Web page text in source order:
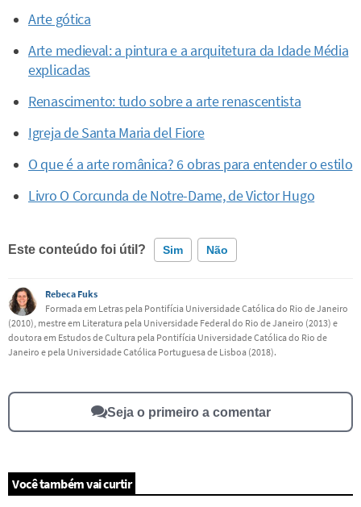
Arte gótica
Arte medieval: a pintura e a arquitetura da Idade Média
explicadas
Renascimento: tudo sobre a arte renascentista
Igreja de Santa Maria del Fiore
O que é a arte românica? 6 obras para entender o estilo
Livro O Corcunda de Notre-Dame, de Victor Hugo
Este conteúdo foi útil? Sim Não
Este conteúdo contém informação incorreta
Este conteúdo não tem a informação que procuro
Rebeca Fuks
Formada em Letras pela Pontifícia Universidade Católica do Rio de Janeiro
(2010), mestre em Literatura pela Universidade Federal do Rio de Janeiro (2013) e
doutora em Estudos de Cultura pela Pontifícia Universidade Católica do Rio de
Janeiro e pela Universidade Católica Portuguesa de Lisboa (2018).
Seja o primeiro a comentar
Você também vai curtir